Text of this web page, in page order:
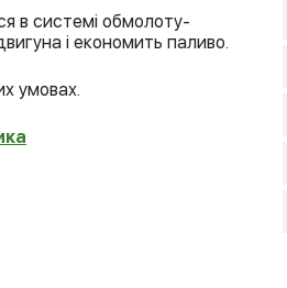
в системі обмолоту-
і економить паливо.
умовах.